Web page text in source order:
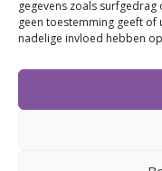
gegevens zoals surfgedrag
geen toestemming geeft of
nadelige invloed hebben
Momenteel on